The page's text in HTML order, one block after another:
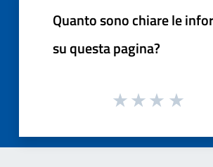
Quanto sono chiare le
su questa pagina?